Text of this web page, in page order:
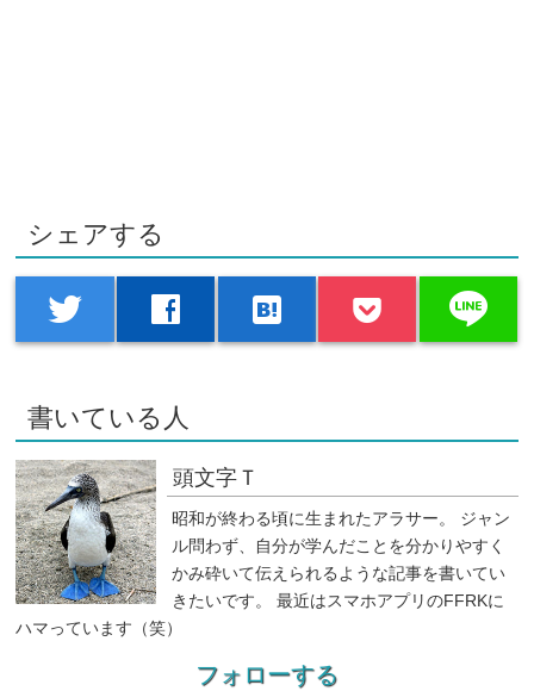
シェアする
twitter facebook hatenabookmark line
書いている人
頭文字Ｔ
昭和が終わる頃に生まれたアラサー。 ジャン
ル問わず、自分が学んだことを分かりやすく
かみ砕いて伝えられるような記事を書いてい
きたいです。 最近はスマホアプリのFFRKに
ハマっています（笑）
フォローする